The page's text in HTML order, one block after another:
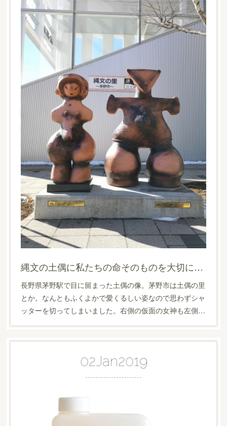
縄文の土偶に私たちの命そのものを大切にするルーツがありました！
長野県茅野駅で目に留まった土偶の像。茅野市は土偶の里
とか。なんともふくよかで愛くるしい姿なので思わずシャ
ッターを切ってしまいました。右側の仮面の女神も左側…
02Jan2019